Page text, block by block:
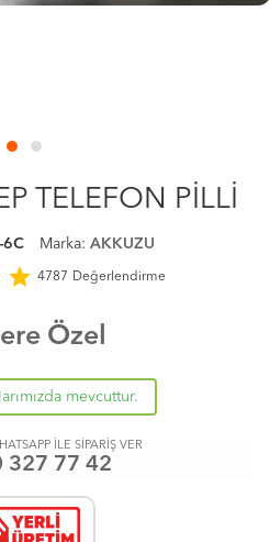
TELEFON PİLLİ
6C Marka: AKKUZU
star 4787 Değerlendirme
Özel
mevcuttur.
İLE SİPARİŞ VER
327 77 42